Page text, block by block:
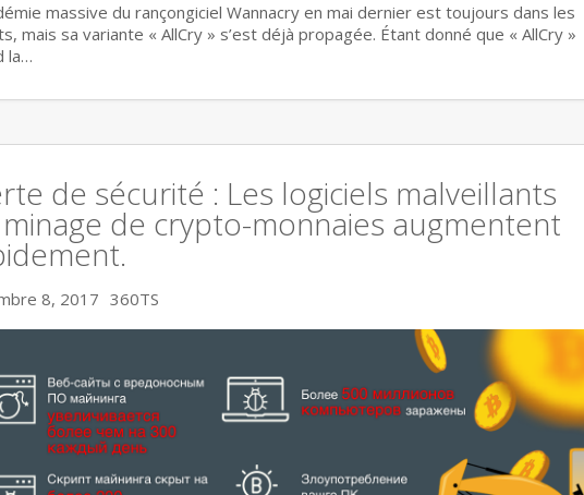
massive du rançongiciel Wannacry en mai dernier est toujours dans les
mais sa variante « AllCry » s’est déjà propagée. Étant donné que « AllCry »
la…
de sécurité : Les logiciels malveillants
de crypto-monnaies augmentent
8, 2017 360TS